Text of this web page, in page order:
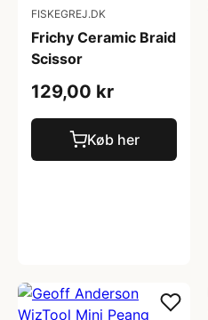
FISKEGREJ.DK
Frichy Ceramic Braid
Scissor
129,00 kr
Køb her